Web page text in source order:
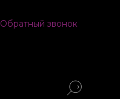
Обратный звонок